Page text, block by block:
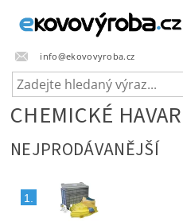
info@ekovovyroba.cz
CHEMICKÉ
NEJPRODÁVANĚJŠÍ
1.